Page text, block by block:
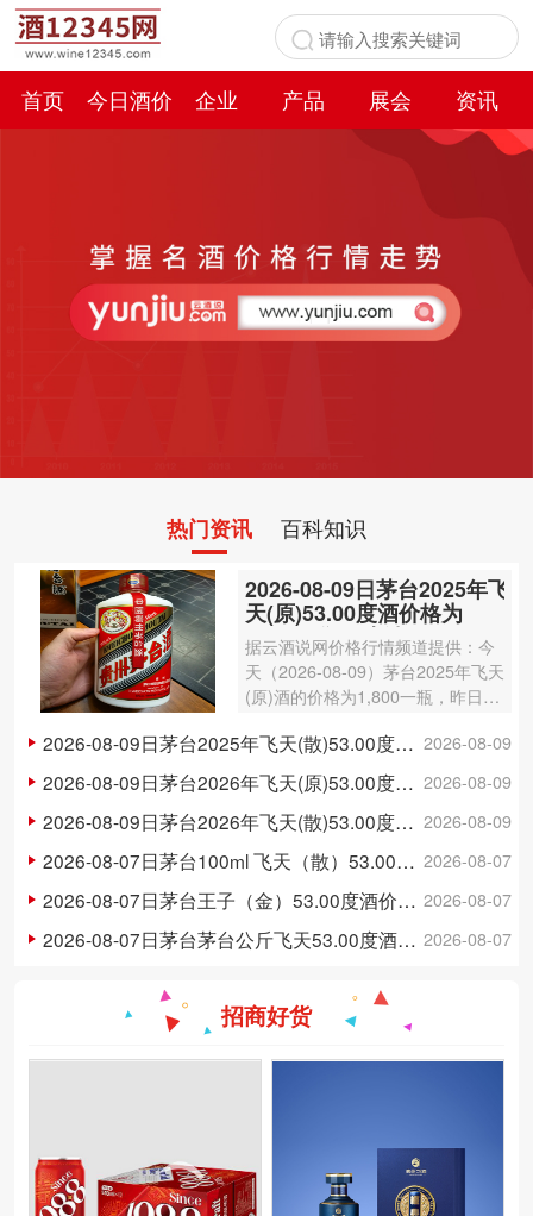
首页 今日酒价 企业 产品 展会
资讯
热门资讯 百科知识
2026-08-09日茅台2025年飞
天(原)53.00度酒价格为
1,800一瓶，上涨 20元
据云酒说网价格行情频道提供：今
天（2026-08-09）茅台2025年飞天
(原)酒的价格为1,800一瓶，昨日价
2025年飞天(原)酒容量为500ml，
酒精度数为53.00度。茅台酒除了年
份因…
2026-08-09
2026-08-09日茅台2025年飞天(散)53.00度酒价格为1,750一瓶，上涨 20元
2026-08-09
2026-08-09日茅台2026年飞天(原)53.00度酒价格为1,730一瓶，上涨 20元
2026-08-09
2026-08-09日茅台2026年飞天(散)53.00度酒价格为1,710一瓶，上涨 15元
2026-08-07
2026-08-07日茅台100ml 飞天（散）53.00度酒价格为300一瓶，上涨 3元
2026-08-07
2026-08-07日茅台王子（金）53.00度酒价格为148一瓶，下跌 5元
2026-08-07
2026-08-07日茅台茅台公斤飞天53.00度酒价格为3,250一瓶，下跌 20元
招商好货